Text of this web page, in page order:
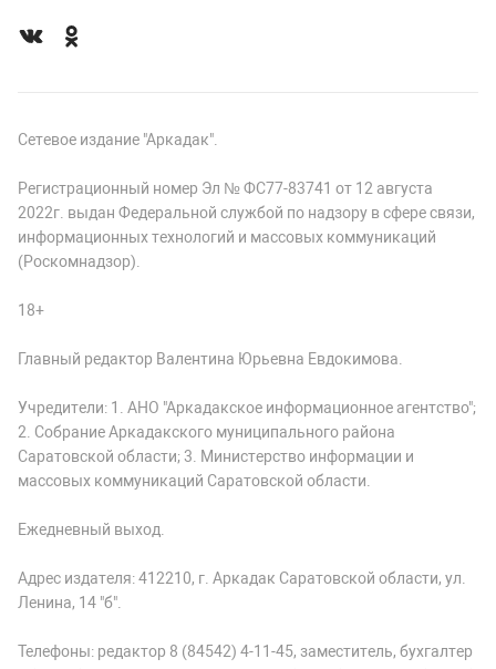
Сетевое издание "Аркадак".
Регистрационный номер Эл № ФС77-83741 от 12 августа
2022г. выдан Федеральной службой по надзору в сфере связи,
информационных технологий и массовых коммуникаций
(Роскомнадзор).
18+
Главный редактор Валентина Юрьевна Евдокимова.
Учредители: 1. АНО "Аркадакское информационное агентство";
2. Собрание Аркадакского муниципального района
Саратовской области; 3. Министерство информации и
массовых коммуникаций Саратовской области.
Ежедневный выход.
Адрес издателя: 412210, г. Аркадак Саратовской области, ул.
Ленина, 14 "б".
Телефоны: редактор 8 (84542) 4-11-45, заместитель, бухгалтер